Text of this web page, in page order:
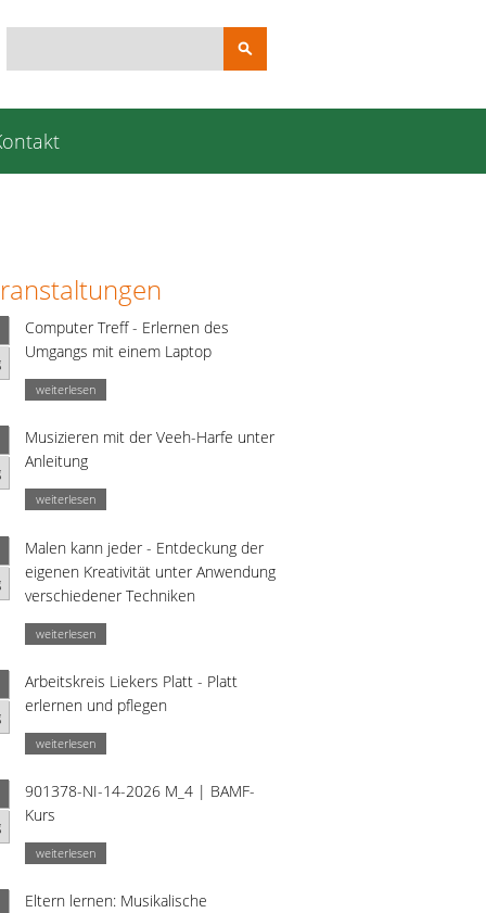
Suchbegriffe
Computer Treff - Erlernen des
Umgangs mit einem Laptop
weiterlesen
Musizieren mit der Veeh-Harfe unter
Anleitung
weiterlesen
Malen kann jeder - Entdeckung der
eigenen Kreativität unter Anwendung
verschiedener Techniken
weiterlesen
Arbeitskreis Liekers Platt - Platt
erlernen und pflegen
weiterlesen
901378-NI-14-2026 M_4 | BAMF-
Kurs
weiterlesen
Eltern lernen: Musikalische